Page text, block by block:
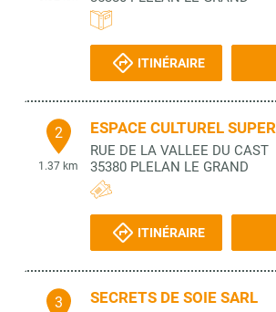
ITINÉRAIRE
2
1.37 km
ESPACE CULTUREL
RUE DE LA VALLEE DU CAST
35380 PLELAN LE GRAND
ITINÉRAIRE
3 SECRETS DE SOIE SARL